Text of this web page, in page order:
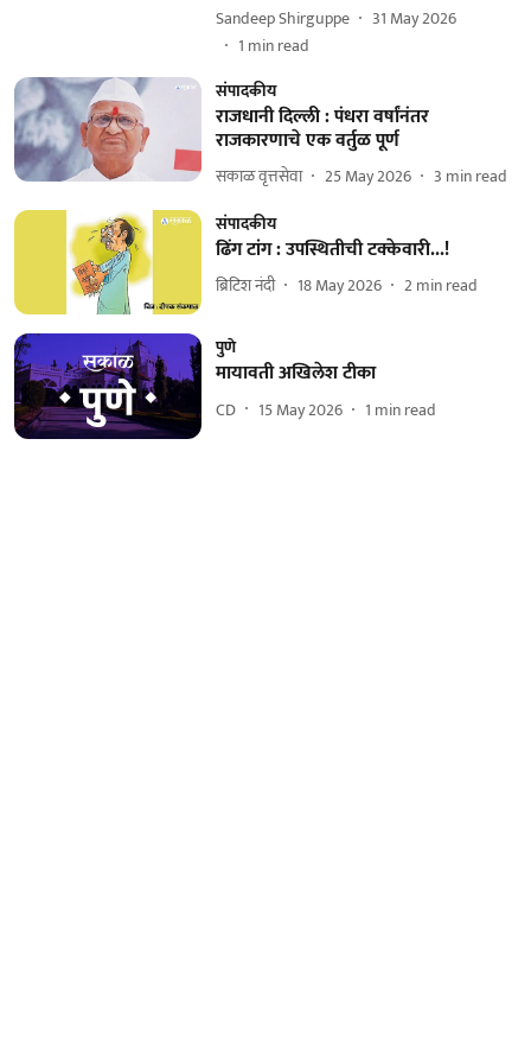
Sandeep Shirguppe
31 May 2026
1 min read
संपादकीय
राजधानी दिल्ली : पंधरा वर्षांनंतर
राजकारणाचे एक वर्तुळ पूर्ण
सकाळ वृत्तसेवा 25 May 2026 3 min read
संपादकीय
ढिंग टांग : उपस्थितीची टक्केवारी...!
ब्रिटिश नंदी 18 May 2026 2min read
पुणे
मायावती अखिलेश टीका
CD 15 May 2026 1 min read